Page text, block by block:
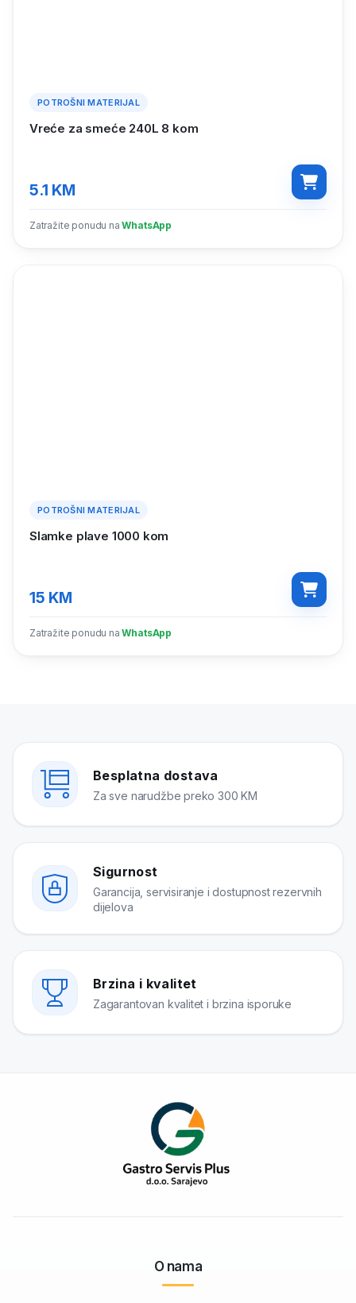
POTROŠNI MATERIJAL
Vreće za smeće 240L 8 kom
5.1 KM
Zatražite ponudu na WhatsApp
POTROŠNI MATERIJAL
Slamke plave 1000 kom
15 KM
Zatražite ponudu na WhatsApp
Besplatna dostava
Za sve narudžbe preko 300 KM
Sigurnost
Garancija, servisiranje i dostupnost rezervnih
dijelova
Brzina i kvalitet
Zagarantovan kvalitet i brzina isporuke
O nama